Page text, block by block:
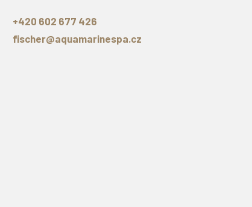
+420 602 677 426
fischer@aquamarinespa.cz